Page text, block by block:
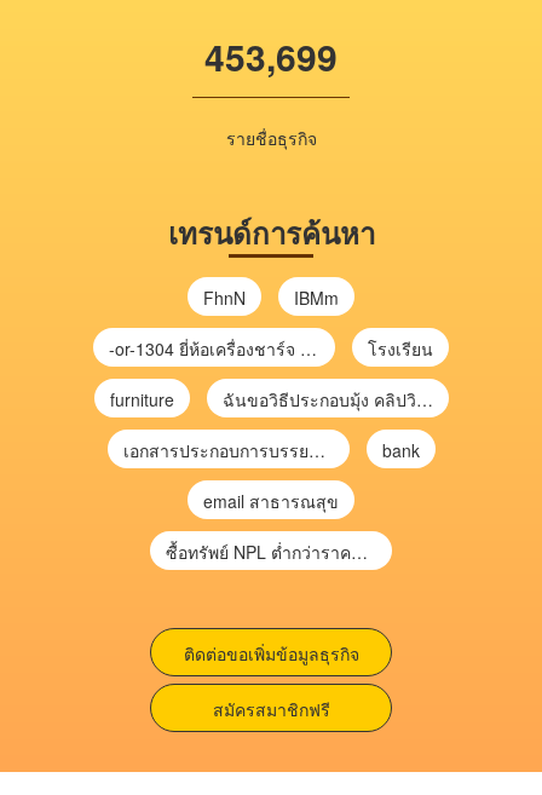
453,699
รายชื่อธุรกิจ
เทรนด์การค้นหา
FhnN IBMm
-or-1304 ยี่ห้อเครื่องชาร์จ chargecore โรงเรียน
furniture ฉันขอวิธีประกอบมุ้ง คลิปวิดีโอ การประกอบมุ้ง
เอกสารประกอบการบรรยาย การประเมินความเสี่ยงเพื่อวางแผนการตรวจสอบ \ bank
email สาธารณสุข
ซื้อทรัพย์ NPL ต่ำกว่าราคาตลาด 30-70% แบบไม่ต้องไปประมูล”
ติดต่อขอเพิ่มข้อมูลธุรกิจ
สมัครสมาชิกฟรี